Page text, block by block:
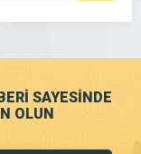
SAYESİNDE
OLUN